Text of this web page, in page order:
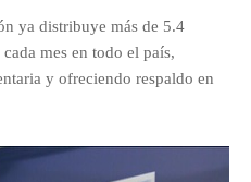
ya distribuye más de 5.4
mes en todo el país,
y ofreciendo respaldo en